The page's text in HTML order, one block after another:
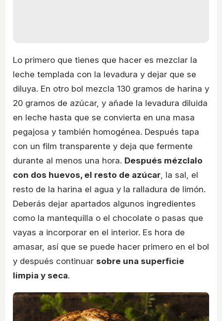
Lo primero que tienes que hacer es mezclar la
leche templada con la levadura y dejar que se
diluya. En otro bol mezcla 130 gramos de harina y
20 gramos de azúcar, y añade la levadura diluida
en leche hasta que se convierta en una masa
pegajosa y también homogénea. Después tapa
con un film transparente y deja que fermente
durante al menos una hora. Después mézclalo
con dos huevos, el resto de azúcar , la sal, el
resto de la harina el agua y la ralladura de limón.
Deberás dejar apartados algunos ingredientes
como la mantequilla o el chocolate o pasas que
vayas a incorporar en el interior. Es hora de
amasar, así que se puede hacer primero en el bol
y después continuar sobre una superficie
limpia y seca.